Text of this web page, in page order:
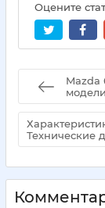
Оцените
Mazda
модели
Технические